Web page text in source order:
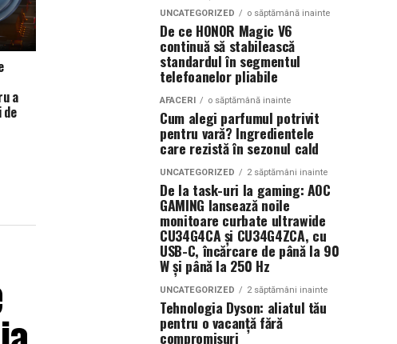
a
UNCATEGORIZED o săptămână inainte
De ce HONOR Magic V6
continuă să stabilească
standardul în segmentul
telefoanelor pliabile
AFACERI o săptămână inainte
Cum alegi parfumul potrivit
pentru vară? Ingredientele
care rezistă în sezonul cald
UNCATEGORIZED 2 săptămâni inainte
De la task-uri la gaming: AOC
GAMING lansează noile
monitoare curbate ultrawide
CU34G4CA și CU34G4ZCA, cu
USB-C, încărcare de până la 90
W și până la 250 Hz
UNCATEGORIZED 2 săptămâni inainte
Tehnologia Dyson: aliatul tău
pentru o vacanță fără
compromisuri